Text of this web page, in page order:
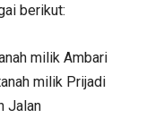
berikut:
milik Ambari
milik Prijadi
Jalan